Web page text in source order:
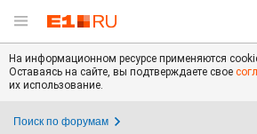
На информационном ресурсе применяются
Оставаясь на сайте, вы подтверждаете свое
их использование.
Поиск по форумам